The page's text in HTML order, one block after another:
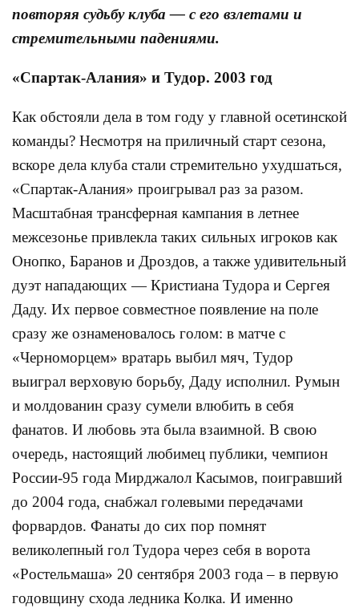
повторяя судьбу клуба — с его взлетами и
стремительными падениями.
«Спартак-Алания» и Тудор. 2003 год
Как обстояли дела в том году у главной осетинской
команды? Несмотря на приличный старт сезона,
вскоре дела клуба стали стремительно ухудшаться,
«Спартак-Алания» проигрывал раз за разом.
Масштабная трансферная кампания в летнее
межсезонье привлекла таких сильных игроков как
Онопко, Баранов и Дроздов, а также удивительный
дуэт нападающих — Кристиана Тудора и Сергея
Даду. Их первое совместное появление на поле
сразу же ознаменовалось голом: в матче с
«Черноморцем» вратарь выбил мяч, Тудор
выиграл верховую борьбу, Даду исполнил. Румын
и молдованин сразу сумели влюбить в себя
фанатов. И любовь эта была взаимной. В свою
очередь, настоящий любимец публики, чемпион
России-95 года Мирджалол Касымов, поигравший
до 2004 года, снабжал голевыми передачами
форвардов. Фанаты до сих пор помнят
великолепный гол Тудора через себя в ворота
«Ростельмаша» 20 сентября 2003 года – в первую
годовщину схода ледника Колка. И именно